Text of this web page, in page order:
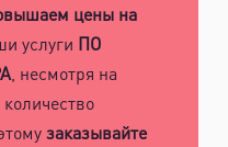
цены на
услуги ПО
, несмотря на
заказывайте